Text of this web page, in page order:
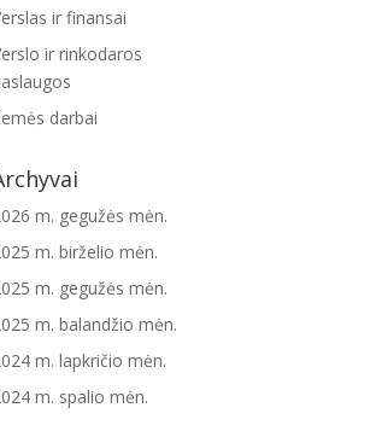
ir finansai
ir rinkodaros
darbai
m. gegužės mėn.
m. birželio mėn.
m. gegužės mėn.
m. balandžio mėn.
m. lapkričio mėn.
m. spalio mėn.